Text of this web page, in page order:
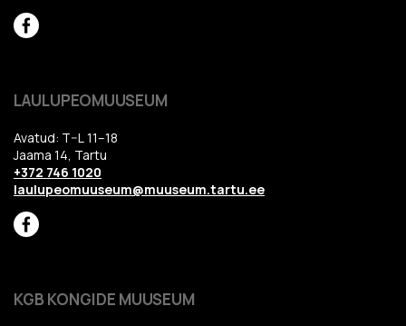
LAULUPEOMUUSEUM
Avatud: T–L 11–18
Jaama 14, Tartu
+372 746 1020
laulupeomuuseum@muuseum.tartu.ee
KGB KONGIDE MUUSEUM